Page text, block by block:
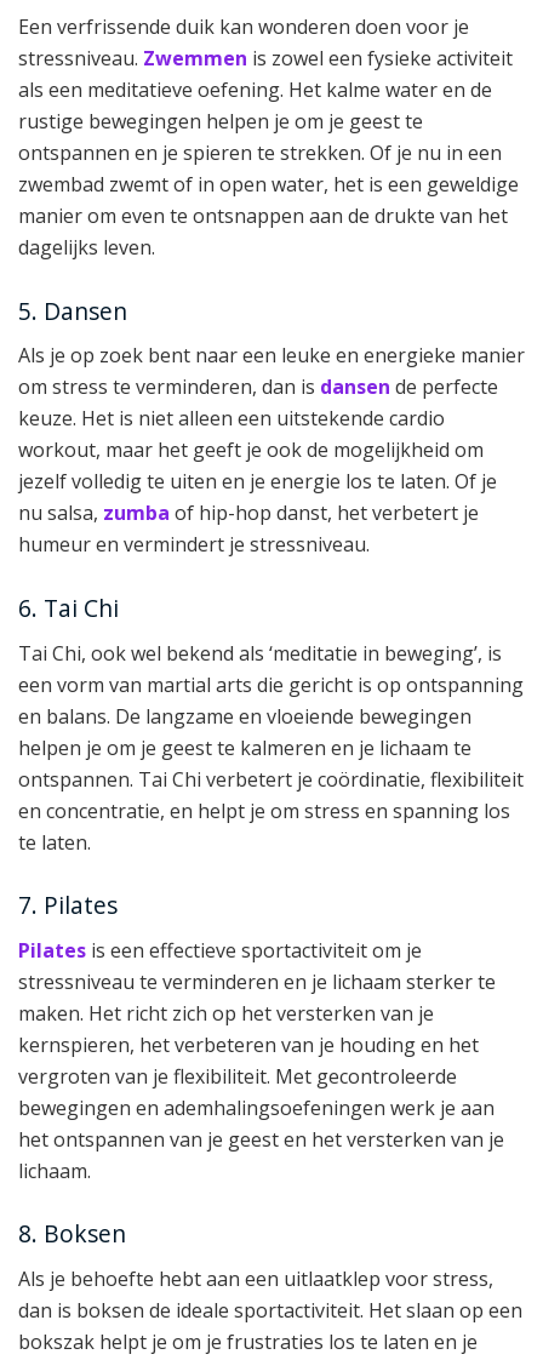
Een verfrissende duik kan wonderen doen voor je
stressniveau. Zwemmen is zowel een fysieke activiteit
als een meditatieve oefening. Het kalme water en de
rustige bewegingen helpen je om je geest te
ontspannen en je spieren te strekken. Of je nu in een
zwembad zwemt of in open water, het is een geweldige
manier om even te ontsnappen aan de drukte van het
dagelijks leven.
5. Dansen
Als je op zoek bent naar een leuke en energieke manier
om stress te verminderen, dan is dansen de perfecte
keuze. Het is niet alleen een uitstekende cardio
workout, maar het geeft je ook de mogelijkheid om
jezelf volledig te uiten en je energie los te laten. Of je
nu salsa, zumba of hip-hop danst, het verbetert je
humeur en vermindert je stressniveau.
6. Tai Chi
Tai Chi, ook wel bekend als ‘meditatie in beweging’, is
een vorm van martial arts die gericht is op ontspanning
en balans. De langzame en vloeiende bewegingen
helpen je om je geest te kalmeren en je lichaam te
ontspannen. Tai Chi verbetert je coördinatie, flexibiliteit
en concentratie, en helpt je om stress en spanning los
te laten.
7. Pilates
Pilates is een effectieve sportactiviteit om je
stressniveau te verminderen en je lichaam sterker te
maken. Het richt zich op het versterken van je
kernspieren, het verbeteren van je houding en het
vergroten van je flexibiliteit. Met gecontroleerde
bewegingen en ademhalingsoefeningen werk je aan
het ontspannen van je geest en het versterken van je
lichaam.
8. Boksen
Als je behoefte hebt aan een uitlaatklep voor stress,
dan is boksen de ideale sportactiviteit. Het slaan op een
bokszak helpt je om je frustraties los te laten en je